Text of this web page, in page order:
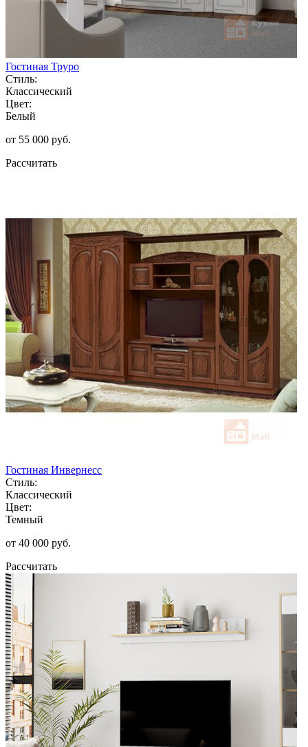
Гостиная Труро
Стиль:
Классический
Цвет:
Белый
от 55 000 руб.
Рассчитать
Гостиная Инвернесс
Стиль:
Классический
Цвет:
Темный
от 40 000 руб.
Рассчитать